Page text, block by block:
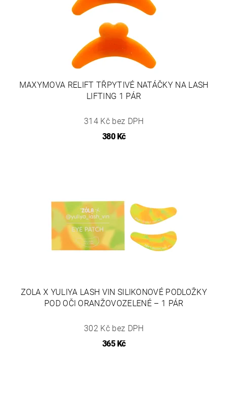
MAXYMOVA RELIFT TŘPYTIVÉ NATÁČKY NA LASH
LIFTING 1 PÁR
314 Kč bez DPH
380 Kč
ZOLA X YULIYA LASH VIN SILIKONOVÉ PODLOŽKY
POD OČI ORANŽOVOZELENÉ – 1 PÁR
302 Kč bez DPH
365 Kč